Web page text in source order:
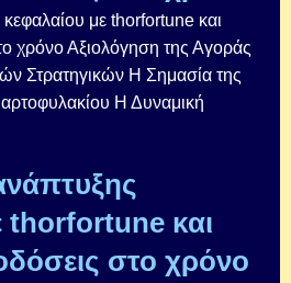
με thorfortune και
χρόνο Αξιολόγηση της Αγοράς
Στρατηγικών Η Σημασία της
Η Δυναμική
thorfortune και
στο χρόνο